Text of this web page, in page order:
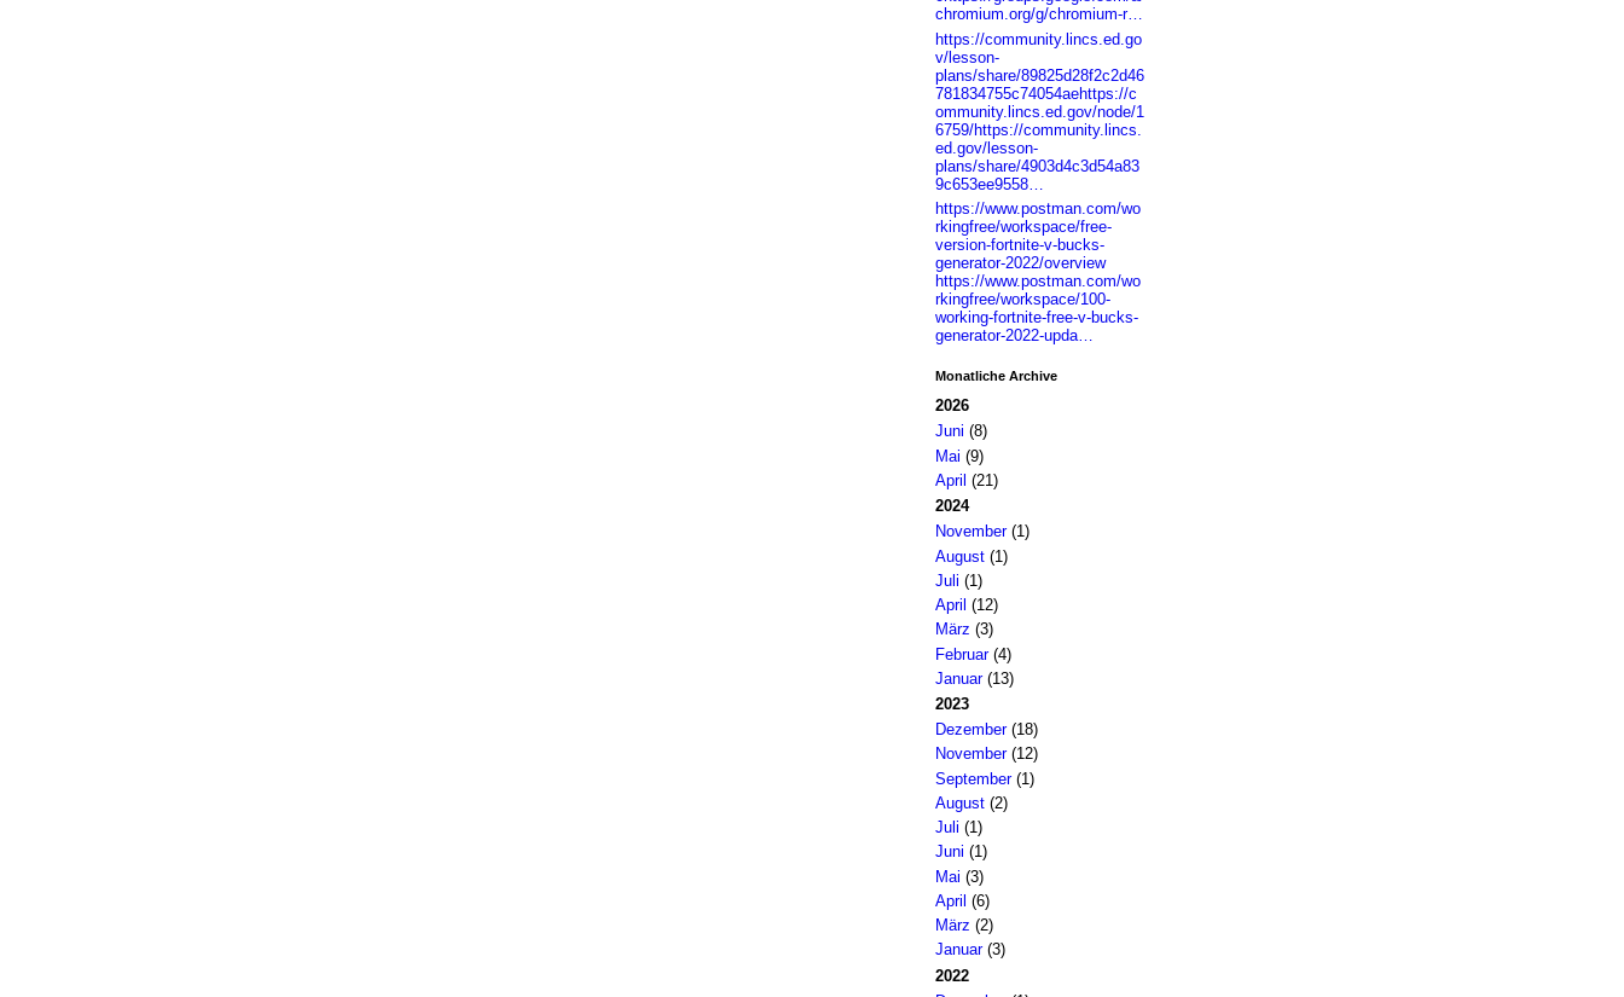
chromium.org/g/chromium-r…
https://community.lincs.ed.go
v/lesson-
plans/share/89825d28f2c2d46
781834755c74054aehttps://c
ommunity.lincs.ed.gov/node/1
6759/https://community.lincs.
ed.gov/lesson-
plans/share/4903d4c3d54a83
9c653ee9558…
https://www.postman.com/wo
rkingfree/workspace/free-
version-fortnite-v-bucks-
generator-2022/overview
https://www.postman.com/wo
rkingfree/workspace/100-
working-fortnite-free-v-bucks-
generator-2022-upda…
Monatliche Archive
2026
Juni (8)
Mai (9)
April (21)
2024
November(1)
August(1)
Juli (1)
April (12)
März (3)
Februar(4)
Januar(13)
2023
Dezember(18)
November(12)
September(1)
August(2)
Juli (1)
Juni (1)
Mai (3)
April (6)
März (2)
Januar(3)
2022